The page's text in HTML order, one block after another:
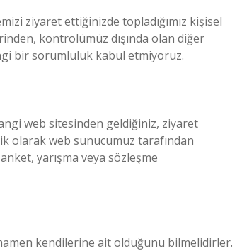
ziyaret ettiğinizde topladığımız kişisel
kontrolümüz dışında olan diğer
bir sorumluluk kabul etmiyoruz.
web sitesinden geldiğiniz, ziyaret
olarak web sunucumuz tarafından
yarışma veya sözleşme
kendilerine ait olduğunu bilmelidirler.